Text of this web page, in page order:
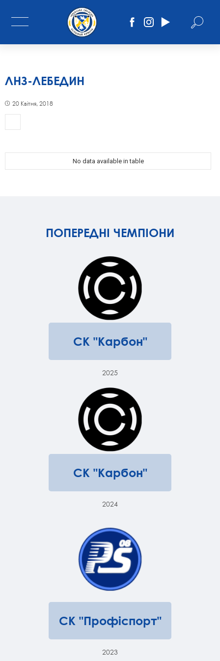
ЛНЗ-ЛЕБЕДИН
20 Квітня, 2018
No data available in table
ПОПЕРЕДНІ ЧЕМПІОНИ
СК "Карбон"
2025
СК "Карбон"
2024
СК "Профіспорт"
2023